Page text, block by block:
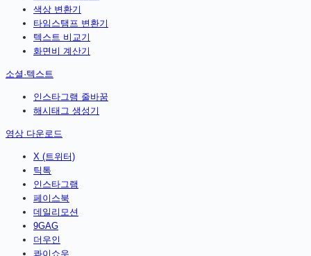
색상 변환기
타임스탬프 변환기
텍스트 비교기
화면비 계산기
소셜·텍스트
인스타그램 줄바꿈
해시태그 생성기
영상 다운로드
X (트위터)
틱톡
인스타그램
페이스북
데일리모션
9GAG
더우인
콰이쇼우